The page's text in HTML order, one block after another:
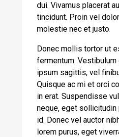
dui. Vivamus placerat
tincidunt. Proin vel
molestie nec et justo.
Donec mollis tortor ut
fermentum.
ipsum sagittis, vel
Quisque ac mi et orci
in erat. Suspendisse
neque, eget sollicitudin
id. Donec vel auctor
lorem purus, eget